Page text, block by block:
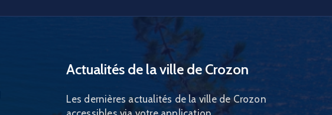
Actualités de la ville de Crozon
Les dernières actualités de la ville de Crozon